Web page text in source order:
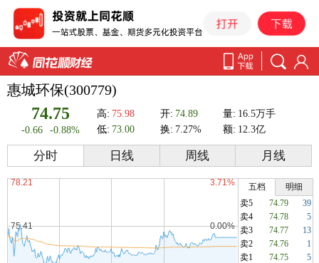
惠城环保(300779)
74.75
-0.66 -0.88%
高: 75.98 开: 74.89 量: 16.5万手
低: 73.00 换: 7.27% 额: 12.3亿
分时 日线 周线 月线
五档
明细
卖5
74.79
39
卖4
74.78
5
卖3
74.77
13
卖2
74.76
1
卖1
74.75
5